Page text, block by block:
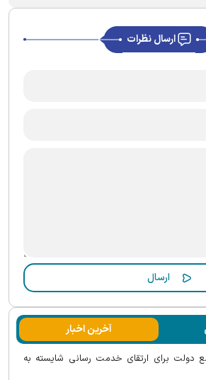
ارسال نظرات
آخرین اخبار
دولت برای ارتقای خدمت رسانی شایسته به